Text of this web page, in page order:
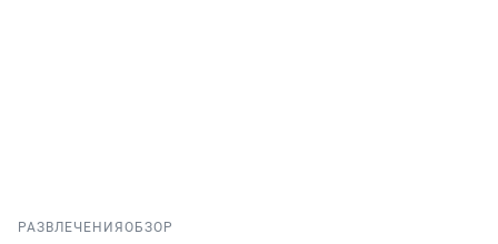
РАЗВЛЕЧЕНИЯ ОБЗОР